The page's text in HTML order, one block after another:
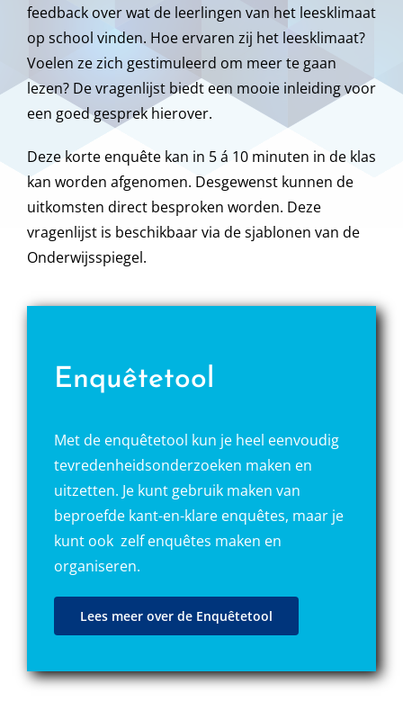
feedback over wat de leerlingen van het leesklimaat
op school vinden. Hoe ervaren zij het leesklimaat?
Voelen ze zich gestimuleerd om meer te gaan
lezen? De vragenlijst biedt een mooie inleiding voor
een goed gesprek hierover.
Deze korte enquête kan in 5 á 10 minuten in de klas
kan worden afgenomen. Desgewenst kunnen de
uitkomsten direct besproken worden. Deze
vragenlijst is beschikbaar via de sjablonen van de
Onderwijsspiegel.
Enquêtetool
Met de enquêtetool kun je heel eenvoudig
tevredenheidsonderzoeken maken en
uitzetten. Je kunt gebruik maken van
beproefde kant-en-klare enquêtes, maar je
kunt ook zelf enquêtes maken en
organiseren.
Lees meer over de Enquêtetool